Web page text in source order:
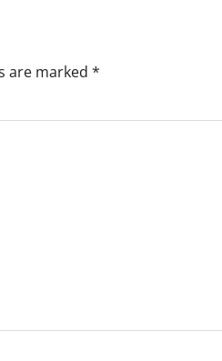
are marked *